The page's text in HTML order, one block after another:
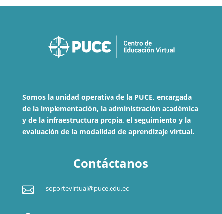
Somos la unidad operativa de la PUCE, encargada
de la implementación, la administración académica
y de la infraestructura propia, el seguimiento y la
evaluación de la modalidad de aprendizaje virtual.
Contáctanos
 soportevirtual@puce.edu.ec